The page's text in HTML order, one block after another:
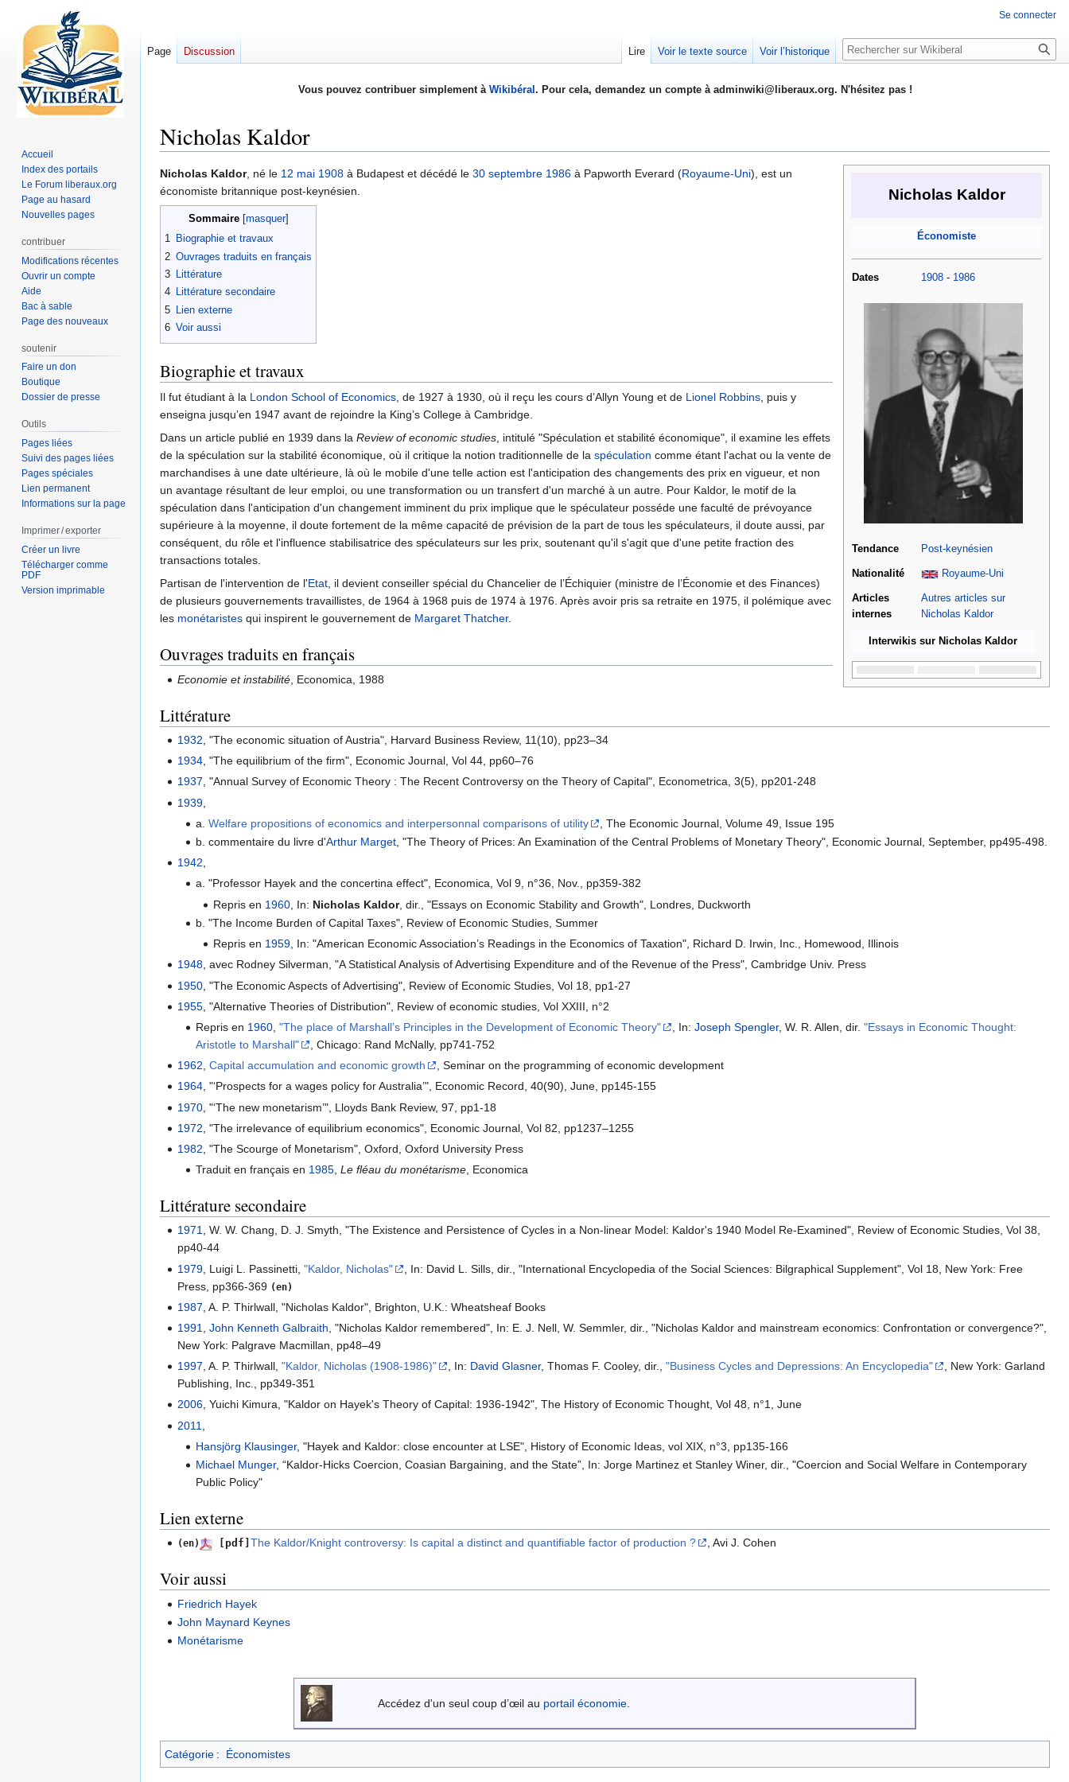
Vous pouvez contribuer simplement à Wikibéral . Pour cela, demandez un compte à adminwiki@liberaux.org. N'hésitez pas !
Nicholas Kaldor
Aller
à
la
navigation
Aller
à
la
recherche
Nicholas Kaldor
Économiste
Dates 1908 - 1986
Tendance Post-keynésien
Nationalité Royaume-Uni
Articles
internes
Autres articles sur
Nicholas Kaldor
Interwikis sur Nicholas Kaldor
Nicholas Kaldor, né le 12 mai 1908 à Budapest et décédé le 30 septembre 1986 à Papworth Everard (Royaume-Uni), est un
économiste britannique post-keynésien.
Sommaire
1 Biographie et travaux
2 Ouvrages traduits en français
3 Littérature
4 Littérature secondaire
5
Lien externe
6 Voir aussi
Biographie et travaux
Il fut étudiant à la London School of Economics, de 1927 à 1930, où il reçu les cours d’Allyn Young et de Lionel Robbins, puis y
enseigna jusqu’en 1947 avant de rejoindre la King’s College à Cambridge.
Dans un article publié en 1939 dans la Review of economic studies, intitulé "Spéculation et stabilité économique", il examine les effets
de la spéculation sur la stabilité économique, où il critique la notion traditionnelle de la spéculation comme étant l'achat ou la vente de
marchandises à une date ultérieure, là où le mobile d'une telle action est l'anticipation des changements des prix en vigueur, et non
un avantage résultant de leur emploi, ou une transformation ou un transfert d'un marché à un autre. Pour Kaldor, le motif de la
spéculation dans l'anticipation d'un changement imminent du prix implique que le spéculateur posséde une faculté de prévoyance
supérieure à la moyenne, il doute fortement de la même capacité de prévision de la part de tous les spéculateurs, il doute aussi, par
conséquent, du rôle et l'influence stabilisatrice des spéculateurs sur les prix, soutenant qu'il s'agit que d'une petite fraction des
transactions totales.
Partisan de l'intervention de l'Etat, il devient conseiller spécial du Chancelier de l’Échiquier (ministre de l’Économie et des Finances)
de plusieurs gouvernements travaillistes, de 1964 à 1968 puis de 1974 à 1976. Après avoir pris sa retraite en 1975, il polémique avec
les monétaristes qui inspirent le gouvernement de Margaret Thatcher.
Ouvrages traduits en français
Economie et instabilité , Economica, 1988
Littérature
1932 , "The economic situation of Austria", Harvard Business Review, 11(10), pp23–34
1934 , "The equilibrium of the firm", Economic Journal, Vol 44, pp60–76
1937, "Annual Survey of Economic Theory : The Recent Controversy on the Theory of Capital", Econometrica, 3(5), pp201-248
1939
a. Welfare propositions of economics and interpersonnal comparisons of utility
, The Economic Journal, Volume 49, Issue 195
b. commentaire du livre d'Arthur Marget, "The Theory of Prices: An Examination of the Central Problems of Monetary Theory", Economic Journal, September, pp495-498.
1942,
a. "Professor Hayek and the concertina effect", Economica, Vol 9, n°36, Nov., pp359-382
Repris en 1960 , In: Nicholas Kaldor, dir., "Essays on Economic Stability and Growth", Londres, Duckworth
b. "The Income Burden of Capital Taxes", Review of Economic Studies, Summer
Repris en 1959, In: "American Economic Association’s Readings in the Economics of Taxation", Richard D. Irwin, Inc., Homewood, Illinois
1948, avec Rodney Silverman, "A Statistical Analysis of Advertising Expenditure and of the Revenue of the Press", Cambridge Univ. Press
1950 , "The Economic Aspects of Advertising", Review of Economic Studies, Vol 18, pp1-27
1955 , "Alternative Theories of Distribution", Review of economic studies, Vol XXIII, n°2
Repris en 1960, "The place of Marshall’s Principles in the Development of Economic Theory" , In: Joseph Spengler, W. R. Allen, dir. "Essays in Economic Thought:
Aristotle to Marshall"
, Chicago: Rand McNally, pp741-752
1962 ,Capital accumulation and economic growth
, Seminar on the programming of economic development
1964, "‘Prospects for a wages policy for Australia’", Economic Record, 40(90), June, pp145-155
1970 , "‘The new monetarism’", Lloyds Bank Review, 97, pp1-18
1972 , "The irrelevance of equilibrium economics", Economic Journal, Vol 82, pp1237–1255
1982 , "The Scourge of Monetarism", Oxford, Oxford University Press
Traduit en français en 1985, Le fléau du monétarisme, Economica
Littérature secondaire
1971, W. W. Chang, D. J. Smyth, "The Existence and Persistence of Cycles in a Non-linear Model: Kaldor's 1940 Model Re-Examined", Review of Economic Studies, Vol 38,
pp40-44
1979 , Luigi L. Passinetti,"Kaldor, Nicholas"
, In: David L. Sills, dir., "International Encyclopedia of the Social Sciences: Bilgraphical Supplement", Vol 18, New York: Free
Press, pp366-369 (en)
1987 , A. P. Thirlwall, "Nicholas Kaldor", Brighton, U.K.: Wheatsheaf Books
1991
,John Kenneth Galbraith , "Nicholas Kaldor remembered", In: E. J. Nell, W. Semmler, dir., "Nicholas Kaldor and mainstream economics: Confrontation or convergence?",
New York: Palgrave Macmillan, pp48–49
1997 , A. P. Thirlwall,"Kaldor, Nicholas (1908-1986)" , In: David Glasner, Thomas F. Cooley, dir.,"Business Cycles and Depressions: An Encyclopedia"
, New York: Garland
Publishing, Inc., pp349-351
2006, Yuichi Kimura, "Kaldor on Hayek's Theory of Capital: 1936-1942", The History of Economic Thought, Vol 48, n°1, June
2011
Hansjörg Klausinger, "Hayek and Kaldor: close encounter at LSE", History of Economic Ideas, vol XIX, n°3, pp135-166
Michael Munger, “Kaldor-Hicks Coercion, Coasian Bargaining, and the State”, In: Jorge Martinez et Stanley Winer, dir., "Coercion and Social Welfare in Contemporary
Public Policy"
Lien externe
(en) [pdf]The Kaldor/Knight controversy: Is capital a distinct and quantifiable factor of production ? , Avi J. Cohen
Voir aussi
Friedrich Hayek
John Maynard Keynes
Monétarisme
Accédez d'un seul coup d’œil au portail économie.
Catégorie : Économistes
Se connecter
Page Discussion Lire Voir le texte source Voir l’historique Rechercher
Accueil
Index des portails
Le Forum liberaux.org
Page au hasard
Nouvelles pages
contribuer
Modifications récentes
Ouvrir un compte
Aide
Bac à sable
Page des nouveaux
soutenir
Faire un don
Boutique
Dossier de presse
Outils
Pages liées
Suivi des pages liées
Pages spéciales
Lien permanent
Informations sur la page
Imprimer / exporter
Créer un livre
Télécharger comme
PDF
Version imprimable